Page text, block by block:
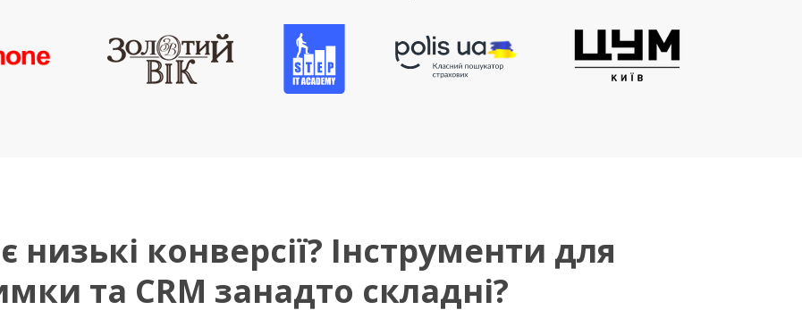
конверсії? Інструменти для
та CRM занадто складні?